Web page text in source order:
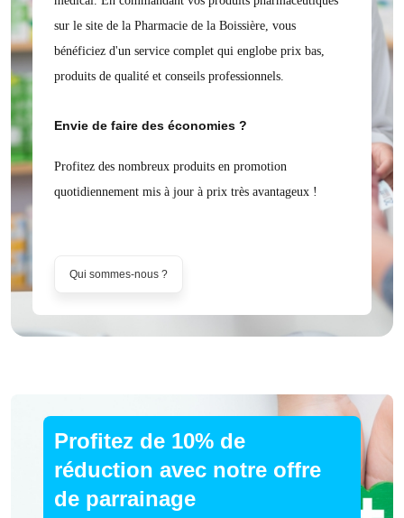
sur le site de la Pharmacie de la Boissière, vous
bénéficiez d'un service complet qui englobe prix bas,
produits de qualité et conseils professionnels.
Envie de faire des économies ?
Profitez des nombreux produits en promotion
quotidiennement mis à jour à prix très avantageux !
Qui sommes-nous ?
Profitez de 10% de
réduction avec notre offre
de parrainage